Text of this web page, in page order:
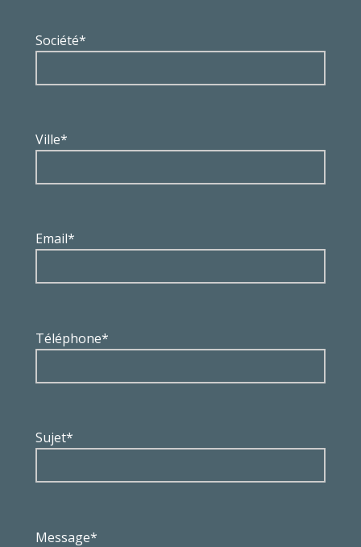
Société*
Ville*
Email*
Téléphone*
Sujet*
Message*